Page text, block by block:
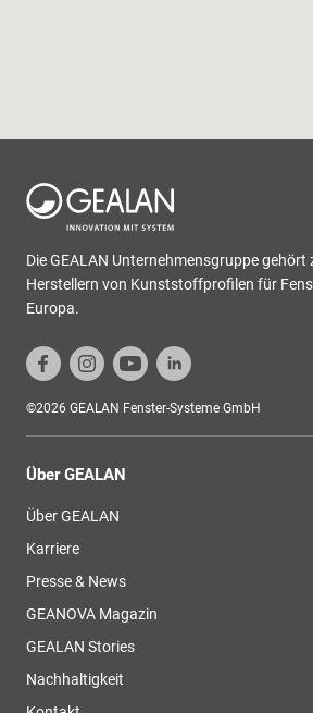
Die GEALAN Unternehmensgruppe gehört
Herstellern von Kunststoffprofilen für
Europa.
©2026 GEALAN Fenster-Systeme GmbH
Über GEALAN
Über GEALAN
Karriere
Presse & News
GEANOVA Magazin
GEALAN Stories
Nachhaltigkeit